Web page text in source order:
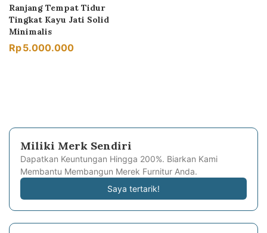
Ranjang Tempat Tidur
Tingkat Kayu Jati Solid
Minimalis
Rp5.000.000
Miliki Merk Sendiri
Dapatkan Keuntungan Hingga 200%. Biarkan Kami
Membantu Membangun Merek Furnitur Anda.
Saya tertarik!